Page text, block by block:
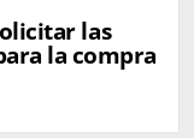
las
la compra